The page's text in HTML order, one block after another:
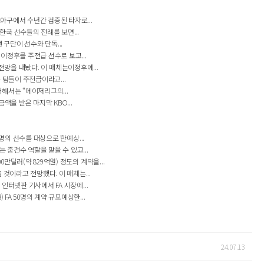
구에서 수년간 검증된 타자로...
국 선수들의 전례를 보면...
구단이 선수와 단독...
정후를 주전급 선수로 보고...
망을 내놨다. 이 매체는이정후에...
들이 주전급이라고...
서는 “메이저리그의...
액을 받은 마지막 KBO...
의 선수를 대상으로 한예상...
중견수 역할을 맡을 수 있고...
만달러(약 829억원) 정도의 계약을...
이라고 전망했다. 이 매체는...
터넷판 기사에서 FA 시장에...
50명의 계약 규모예상한...
24.07.13